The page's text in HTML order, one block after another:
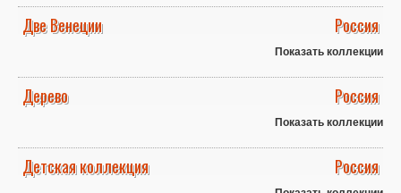
Две Венеции Россия
Показать коллекции
Дерево Россия
Показать коллекции
Детская коллекция Россия